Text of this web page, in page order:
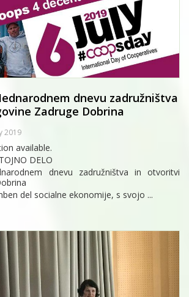
dnevu zadružništva
Zadruge Dobrina
2019
available.
DELO
dnevu zadružništva in otvoritvi
del socialne ekonomije, s svojo ...